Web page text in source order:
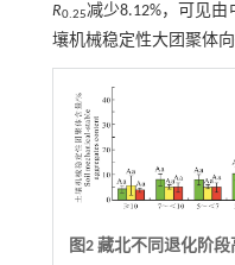
R0.25减少8.12%，可见
壤机械稳定性大团聚体
图2 藏北不同退化阶